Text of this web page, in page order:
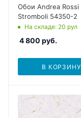
Обои Andrea Rossi
Stromboli 54350-2
На складе: 20 рул
4 800 руб.
В КОРЗИНУ